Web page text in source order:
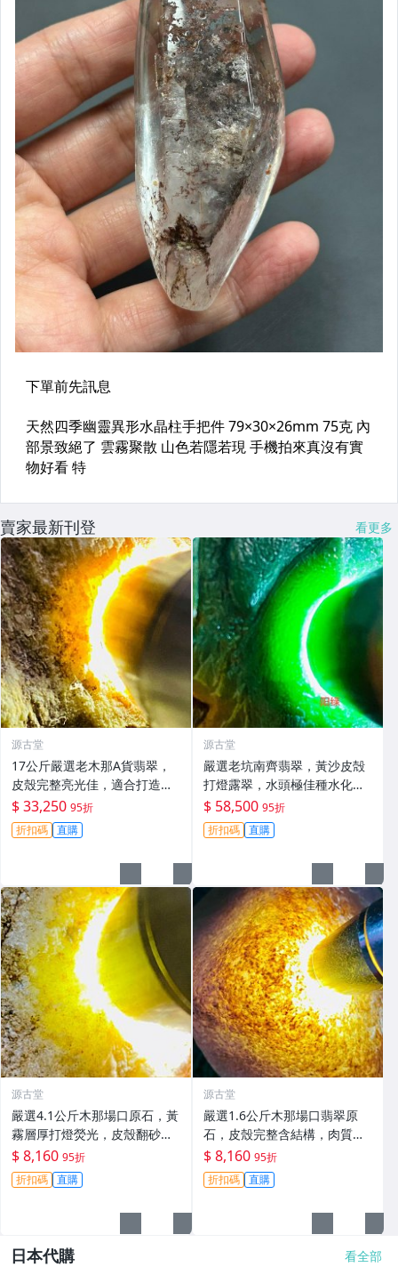
賣家最新刊登 看更多
源古堂
17公斤嚴選老木那A貨翡翠，
皮殼完整亮光佳，適合打造精
品手鐲#翡翠 #老木那 #A貨翡
翠
$ 33,250 95折
折扣碼 直購
源古堂
嚴選老坑南齊翡翠，黃沙皮殻
打燈露翠，水頭極佳種水化
開，形體端正壓手感強，起貨
率高色辣色陽 滿色滿綠 直接收
藏 翡翠 翡翠玉石 A貨翡翠
$ 58,500 95折
折扣碼 直購
源古堂
嚴選4.1公斤木那場口原石，黃
霧層厚打燈熒光，皮殼翻砂均
勻，肉細種老水頭佳，適合手
鐲制作 天然A貨翡翠 翡翠原石
A貨翡翠
$ 8,160 95折
折扣碼 直購
源古堂
嚴選1.6公斤木那場口翡翠原
石，皮殼完整含結構，肉質細
膩，適合作為手鐲原料，具熒
光與膠感。#翡翠 #天然翡翠 #
冰種翡翠玉石
$ 8,160 95折
折扣碼 直購
日本代購 看全部